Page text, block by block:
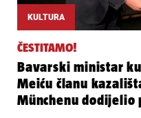
KULTURA
ČESTITAMO!
Bavarski ministar
Meiću članu
Münchenu